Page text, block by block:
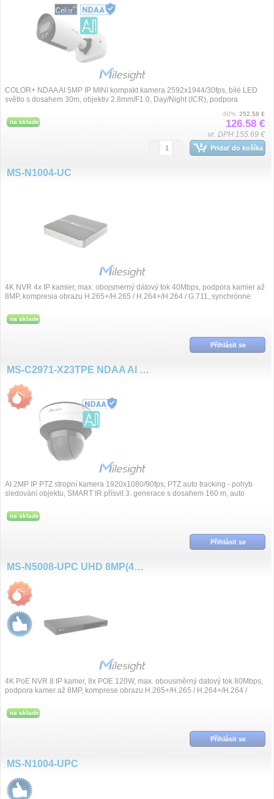
COLOR+ NDAA AI 5MP IP MINI kompakt kamera 2592x1944/30fps, bílé LED
světlo s dosahem 30m, objektiv 2.8mm/F1.0, Day/Night (ICR), podpora
na sklade
-50% 252.58 €
126.58 €
vr. DPH 155.69 €
Pridať do košíka
MS-N1004-UC
4K NVR 4x IP kamier, max. obojsmerný dátový tok 40Mbps, podpora kamier až
8MP, kompresia obrazu H.265+/H.265 / H.264+/H.264 / G.711, synchrónne
na sklade
Přihlásit se
MS-C2971-X23TPE NDAA AI 5~117mm 2MP/90fps PTZ DOME kamera
AI 2MP IP PTZ stropní kamera 1920x1080/90fps, PTZ auto tracking - pohyb
sledování objektu, SMART IR přísvit 3. generace s dosahem 160 m, auto
na sklade
Přihlásit se
MS-N5008-UPC UHD 8MP(4K), 8 kanál NVR, 8x PoE
4K PoE NVR 8 IP kamer, 8x POE 120W, max. obousměrný datový tok 80Mbps,
podpora kamer až 8MP, komprese obrazu H.265+/H.265 / H.264+/H.264 /
na sklade
Přihlásit se
MS-N1004-UPC